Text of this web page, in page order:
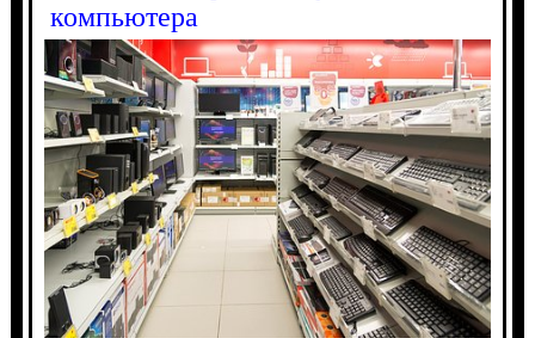
компьютера